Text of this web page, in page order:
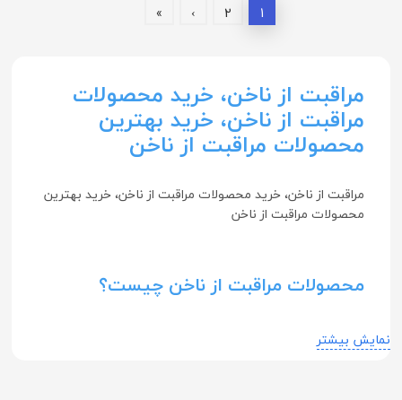
1
2
›
»
مراقبت از ناخن، خرید محصولات
مراقبت از ناخن، خرید بهترین
محصولات مراقبت از ناخن
مراقبت از ناخن، خرید محصولات مراقبت از ناخن، خرید بهترین
محصولات مراقبت از ناخن
محصولات مراقبت از ناخن چیست؟
محصولات مراقبت از ناخن به مجموعه‌ای از محصولات گفته
می‌شود که برای حفظ سلامت، زیبایی و استحکام ناخن‌ها
نمایش بیشتر